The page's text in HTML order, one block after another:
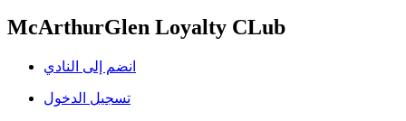
McArthurGlen Loyalty CLub
انضم إلى النادي
تسجيل الدخول